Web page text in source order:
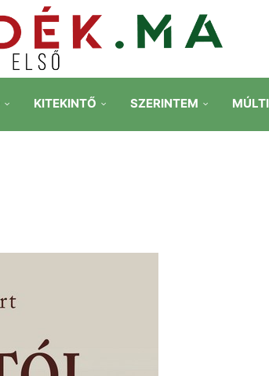
KITEKINTŐ SZERINTEM